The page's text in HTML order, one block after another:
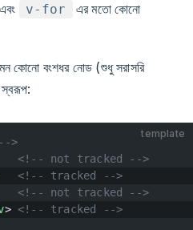
এবং v-for
এর মতো কোনো
বংশধর নোড (শুধু সরাসরি
স্বরূপ:
template
>
<!-- not tracked -->
<!-- tracked -->
<!-- not tracked -->
> <!-- tracked -->